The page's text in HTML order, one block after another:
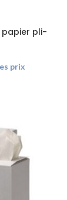
papier pli-
prix